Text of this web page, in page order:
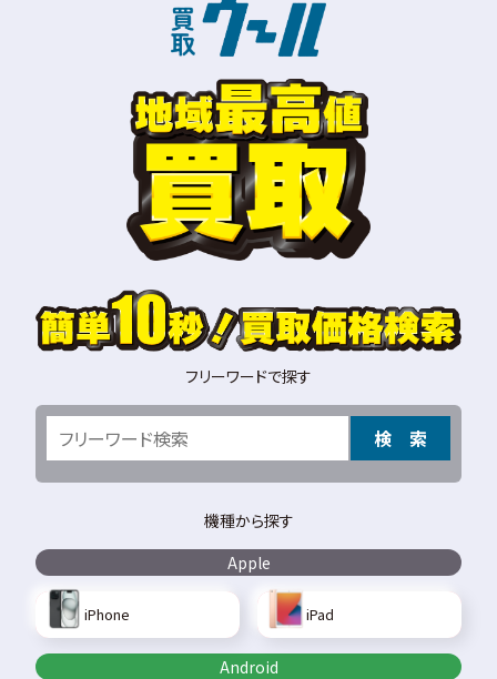
フリーワードで探す
検 索
機種から探す
Apple
iPhone iPad
Android